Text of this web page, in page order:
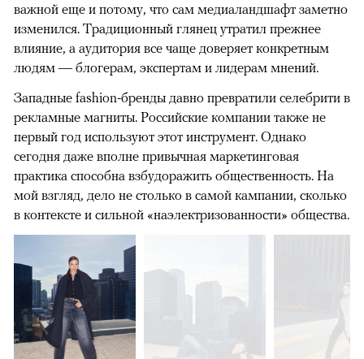
важной еще и потому, что сам медиаландшафт заметно
изменился. Традиционный глянец утратил прежнее
влияние, а аудитория все чаще доверяет конкретным
людям — блогерам, экспертам и лидерам мнений.
Западные fashion-бренды давно превратили селебрити в
рекламные магниты. Российские компании также не
первый год используют этот инструмент. Однако
сегодня даже вполне привычная маркетинговая
практика способна взбудоражить общественность. На
мой взгляд, дело не столько в самой кампании, сколько
в контексте и сильной «наэлектризованности» общества.